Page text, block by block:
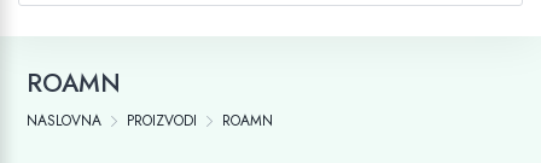
ROAMN
NASLOVNA PROIZVODI ROAMN